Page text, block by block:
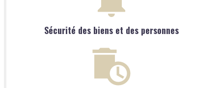
Sécurité des biens et des personnes